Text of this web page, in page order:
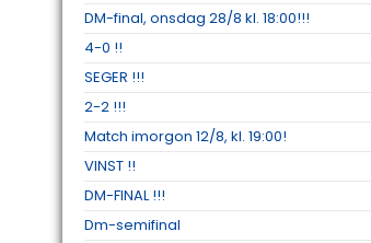
DM-final, onsdag 28/8 kl. 18:00!!!
4-0 !!
SEGER !!!
2-2 !!!
Match imorgon 12/8, kl. 19:00!
VINST !!
DM-FINAL !!!
Dm-semifinal